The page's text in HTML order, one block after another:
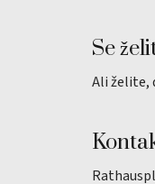
Se
Ali želite,